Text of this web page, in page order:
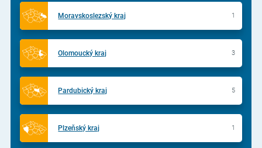
Moravskoslezský kraj 1
Olomoucký kraj 3
Pardubický kraj 5
Plzeňský kraj 1